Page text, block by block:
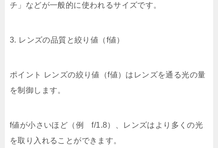
チ」などが一般的に使われるサイズです。
3. レンズの品質と絞り値（f値）
ポイント レンズの絞り値（f値）はレンズを通る光の量
を制御します。
f値が小さいほど（例 f/1.8）、レンズはより多くの光
を取り入れることができます。